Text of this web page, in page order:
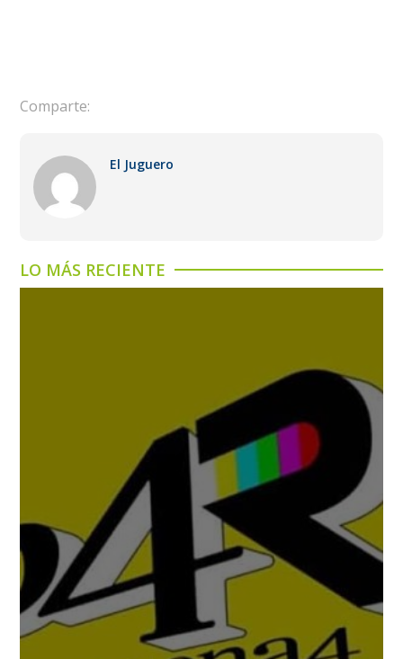
Comparte:
El Juguero
LO MÁS RECIENTE